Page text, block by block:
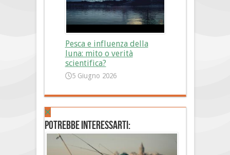
Pesca e influenza della
luna: mito o verità
scientifica?
5 Giugno 2026
Potrebbe interessarti: